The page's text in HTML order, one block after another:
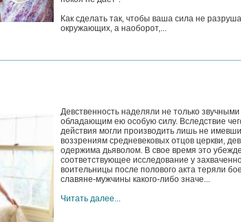
Как сделать так, чтобы ваша сила не
окружающих, а наоборот,...
Девственность наделяли не только
обладающим ею особую силу. Вследствие
действия могли производить лишь не
воззрениям средневековых отцов церкви,
одержима дьяволом. В свое время это
соответствующее исследование у
воительницы после полового акта теряли
славяне-мужчины какого-либо значе...
Читать далее...